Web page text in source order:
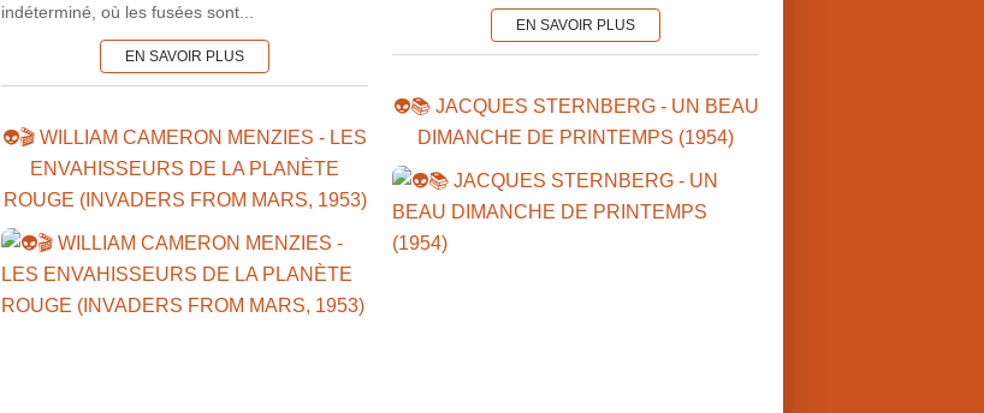
indéterminé, où les fusées sont...
EN SAVOIR PLUS
EN SAVOIR PLUS
👽📚 JACQUES STERNBERG - UN BEAU
DIMANCHE DE PRINTEMPS (1954)
👽🎬 WILLIAM CAMERON MENZIES - LES
ENVAHISSEURS DE LA PLANÈTE
ROUGE (INVADERS FROM MARS, 1953)
WILLIAM CAMERON MENZIES (US)